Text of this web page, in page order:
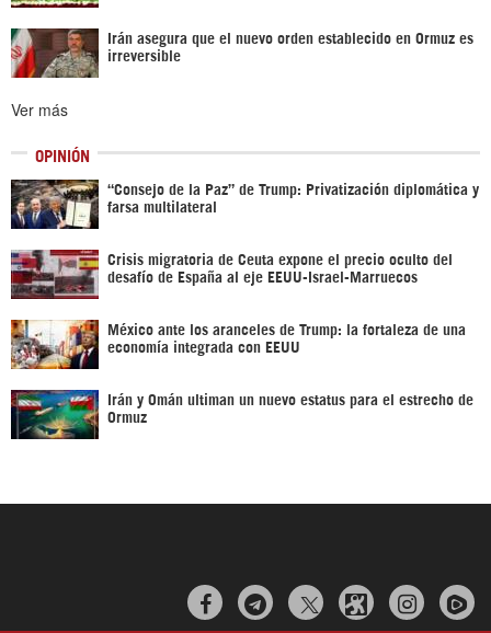
Irán asegura que el nuevo orden establecido en Ormuz es
irreversible
Ver más
OPINIÓN
“Consejo de la Paz” de Trump: Privatización diplomática y
farsa multilateral
Crisis migratoria de Ceuta expone el precio oculto del
desafío de España al eje EEUU-Israel-Marruecos
México ante los aranceles de Trump: la fortaleza de una
economía integrada con EEUU
Irán y Omán ultiman un nuevo estatus para el estrecho de
Ormuz
  